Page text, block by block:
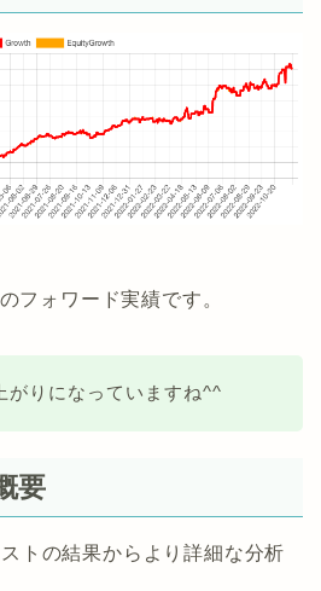
フォワード実績です。
がりになっていますね^^
要
トの結果からより詳細な分析